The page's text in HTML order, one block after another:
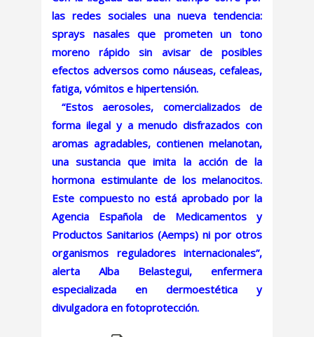
las redes sociales una nueva tendencia:
sprays nasales que prometen un tono
moreno rápido sin avisar de posibles
efectos adversos como náuseas, cefaleas,
fatiga, vómitos e hipertensión.
“Estos aerosoles, comercializados de
forma ilegal y a menudo disfrazados con
aromas agradables, contienen melanotan,
una sustancia que imita la acción de la
hormona estimulante de los melanocitos.
Este compuesto no está aprobado por la
Agencia Española de Medicamentos y
Productos Sanitarios (Aemps) ni por otros
organismos reguladores internacionales”,
alerta Alba Belastegui, enfermera
especializada en dermoestética y
divulgadora en fotoprotección.